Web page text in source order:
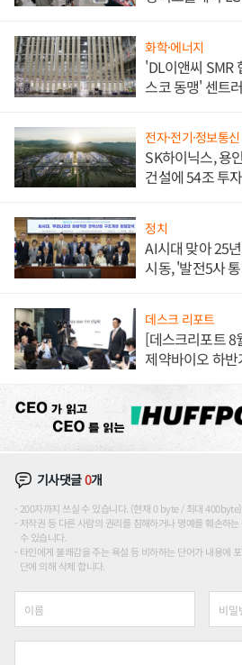
화학·에너지
'DL이앤씨 SMR
스코 동맹' 센트
전자·전기·정보통신
SK하이닉스, 용
건설에 54조 투
정치
AI시대 맞아 25
시동, '발전5사
데스크 리포트
[데스크리포트 8
제약바이오 하
기사댓글0개
200자까지 쓰실 수 있습니다. (현재 0 byte / 최대 400byte)
저작권 등 다른 사람의 권리를 침해하거나 명예를 훼손하
수 있습니다.
타인에게 불쾌감을 주는 욕설 등 비하하는 단어가 내용에
단에 의해 삭제 합니다.